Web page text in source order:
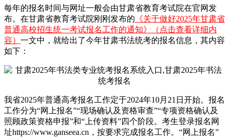
每年的报名时间与网址一般会由甘肃省教育考试院在官网发
布。在甘肃省教育考试院刚刚发布的 《关于做好2025年甘肃省
普通高校招生统一考试报名工作的通知》（点击查看详细内
容） 一文中，就给出了今年甘肃书法统考的报名信息，其内容
如下：
我省2025年普通高考报名工作定于2024年10月21日开始。报名
工作分为“网上报名”“现场确认及资格审查”“专项资格确认及
照顾政策资格申报”和“上传资料”四个阶段。考生登录报名网
址https://www.ganseea.cn，按要求完成报名工作。“网上报名”